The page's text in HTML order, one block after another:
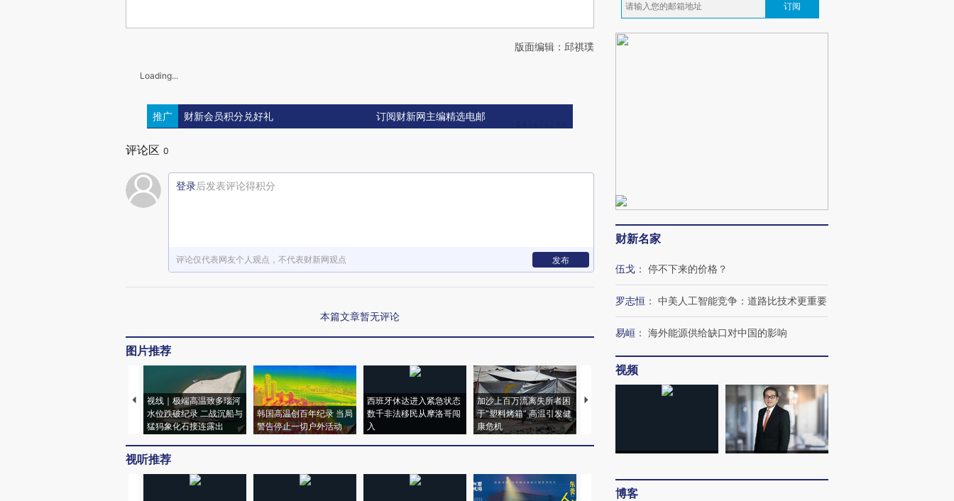
版面编辑：邱祺璞
Loading...
推广 财新会员积分兑好礼 订阅财新网主编精选电邮
评论区 0
登录后发表评论得积分
评论仅代表网友个人观点，不代表财新网观点 发布
本篇文章暂无评论
图片推荐
视线｜极端高温致多瑙河
水位跌破纪录 二战沉船与
猛犸象化石接连露出
韩国高温创百年纪录 当局
警告停止一切户外活动
西班牙休达进入紧急状态
数千非法移民从摩洛哥闯
入
加沙上百万流离失所者困
于“塑料烤箱” 高温引发健
康危机
马航飞行员跨国走私7万
泽连斯基密集出访美英 索
要防空导弹“救急”
13人遇难
视听推荐
订阅
财新名家
伍戈 ： 停不下来的价格？
罗志恒 ： 中美人工智能竞争：道路比技术更重要
易峘 ： 海外能源供给缺口对中国的影响
视频
博客